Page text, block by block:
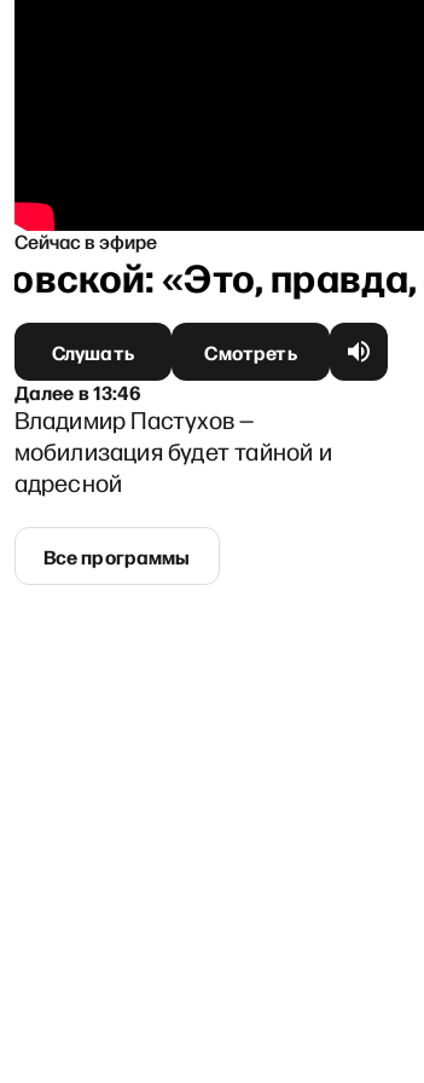
Сейчас в эфире
«Это,
Слушать
Смотреть
Далеев13:46
Владимир Пастухов —
мобилизация будет тайной и
адресной
Все программы